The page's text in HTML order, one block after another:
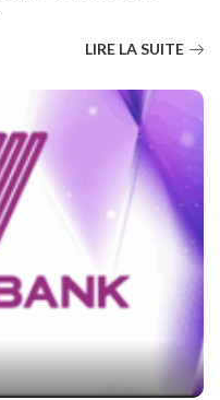
LIRE LA SUITE